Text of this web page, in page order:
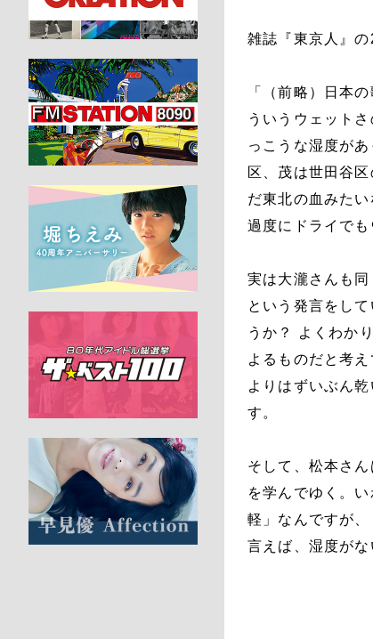
雑誌『東京人』
「（前略）日本
ういうウェット
っこうな湿度が
区、茂は世田谷
だ東北の血みた
過度にドライで
実は大瀧さんも
という発言をし
うか？ よくわか
よるものだと考
よりはずいぶん
す。
そして、松本さ
を学んでゆく。
軽」なんですが
言えば、湿度がな